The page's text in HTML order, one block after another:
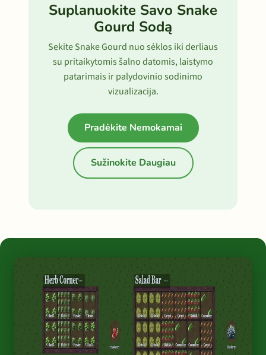
Suplanuokite Savo Snake
Gourd Sodą
Sekite Snake Gourd nuo sėklos iki derliaus
su pritaikytomis šalno datomis, laistymo
patarimais ir palydovinio sodinimo
vizualizacija.
Pradėkite Nemokamai
Sužinokite Daugiau